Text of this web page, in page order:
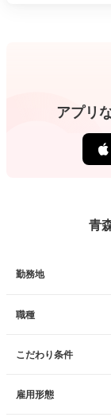
アプリ
青
勤務地
職種
こだわり条件
雇用形態